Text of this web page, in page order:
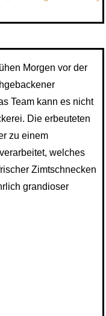
Morgen vor der
Team kann es nicht
Die erbeuteten
zu einem
welches
Zimtschnecken
grandioser